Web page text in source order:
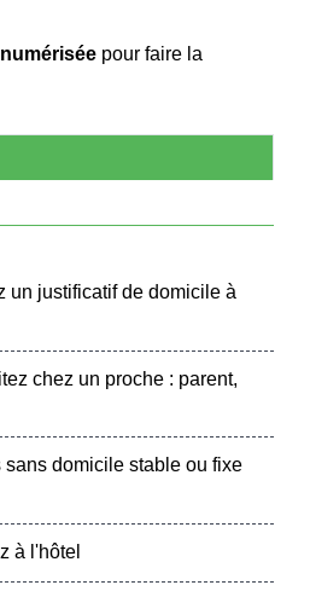
pour faire la
un justificatif de domicile à
chez un proche : parent,
sans domicile stable ou fixe
à l'hôtel